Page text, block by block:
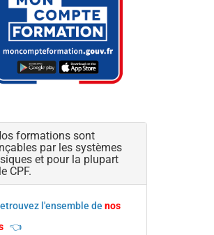
formations sont
par les systèmes
et pour la plupart
CPF.
l'ensemble de nos
👈